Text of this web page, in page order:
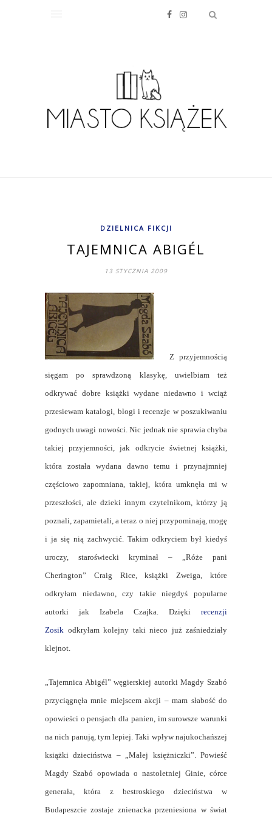
DZIELNICA FIKCJI
TAJEMNICA ABIGÉL
13 STYCZNIA 2009
Z przyjemnością
sięgam po sprawdzoną klasykę, uwielbiam też
odkrywać dobre książki wydane niedawno i wciąż
przesiewam katalogi, blogi i recenzje w poszukiwaniu
godnych uwagi nowości. Nic jednak nie sprawia chyba
takiej przyjemności, jak odkrycie świetnej książki,
która została wydana dawno temu i przynajmniej
częściowo zapomniana, takiej, która umknęła mi w
przeszłości, ale dzieki innym czytelnikom, którzy ją
poznali, zapamietali, a teraz o niej przypominają, mogę
i ja się nią zachwycić. Takim odkryciem był kiedyś
uroczy, staroświecki kryminał – „Róże pani
Cherington” Craig Rice, książki Zweiga, które
odkryłam niedawno, czy takie niegdyś popularne
autorki jak Izabela Czajka. Dzięki recenzji
Zosik odkryłam kolejny taki nieco już zaśniedziały
klejnot.
„Tajemnica Abigél” węgierskiej autorki Magdy Szabó
przyciągnęła mnie miejscem akcji – mam słabość do
opowieści o pensjach dla panien, im surowsze warunki
na nich panują, tym lepiej. Taki wpływ najukochańszej
książki dzieciństwa – „Małej księżniczki”. Powieść
Magdy Szabó opowiada o nastoletniej Ginie, córce
generała, która z bestroskiego dzieciństwa w
Budapeszcie zostaje znienacka przeniesiona w świat